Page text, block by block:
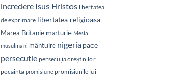
incredere Isus Hristos libertatea
de exprimare libertatea religioasa
Marea Britanie marturie Mesia
musulmani mântuire nigeria pace
persecutie persecuția creștinilor
pocainta promisiune promisiunile lui